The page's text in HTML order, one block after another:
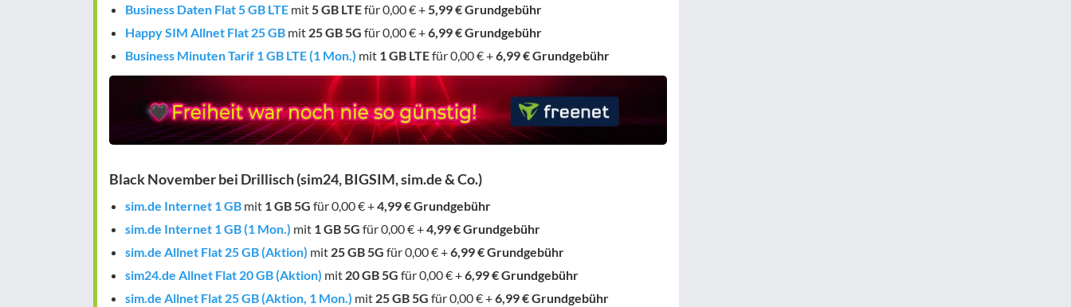
Business Daten Flat 5 GB LTE mit 5 GB LTEfür 0,00 € + 5,99 € Grundgebühr
Happy SIM Allnet Flat 25 GB mit 25 GB 5G für 0,00 € +6,99 € Grundgebühr
Business Minuten Tarif 1 GB LTE (1 Mon.) mit 1 GB LTEfür 0,00 € +6,99 € Grundgebühr
Black November bei Drillisch (sim24, BIGSIM, sim.de & Co.)
sim.de Internet 1 GB mit 1 GB5G für 0,00 € +4,99 € Grundgebühr
sim.de Internet 1 GB (1 Mon.) mit 1 GB5G für 0,00 € +4,99 € Grundgebühr
sim.de Allnet Flat 25 GB (Aktion) mit 25 GB5G für 0,00 € +6,99 € Grundgebühr
sim24.de Allnet Flat 20 GB (Aktion) mit 20 GB5G für 0,00 € +6,99 € Grundgebühr
sim.de Allnet Flat 25 GB (Aktion, 1 Mon.) mit 25 GB5G für 0,00 € +6,99 € Grundgebühr